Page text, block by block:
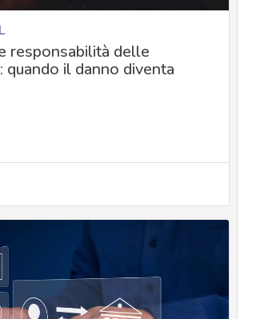
responsabilità delle
quando il danno diventa